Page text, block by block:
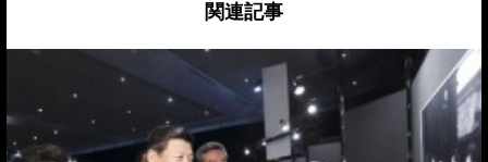
関連記事